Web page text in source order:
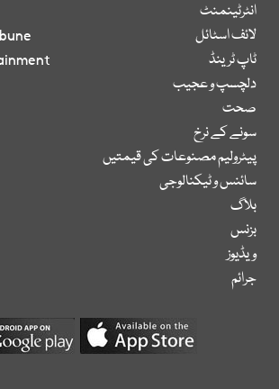
انٹرٹینمنٹ
لائف اسٹائل
ٹاپ ٹرینڈ
دلچسپ و عجیب
صحت
سونے کے نرخ
پیٹرولیم مصنوعات کی قیمتیں
سائنس و ٹیکنالوجی
بلاگ
بزنس
ویڈیوز
جرائم